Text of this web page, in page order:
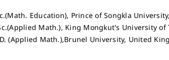
Education), Prince of Songkla
Math.), King Mongkut's University
(Applied Math.),Brunel University, United